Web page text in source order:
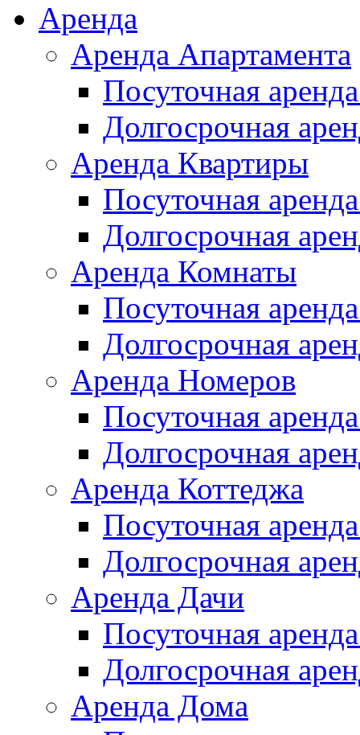
Аренда
Аренда Апартамента
Посуточная
Долгосрочная
Аренда Квартиры
Посуточная
Долгосрочная
Аренда Комнаты
Посуточная
Долгосрочная
Аренда Номеров
Посуточная
Долгосрочная
Аренда Коттеджа
Посуточная
Долгосрочная
Аренда Дачи
Посуточная
Долгосрочная
Аренда Дома